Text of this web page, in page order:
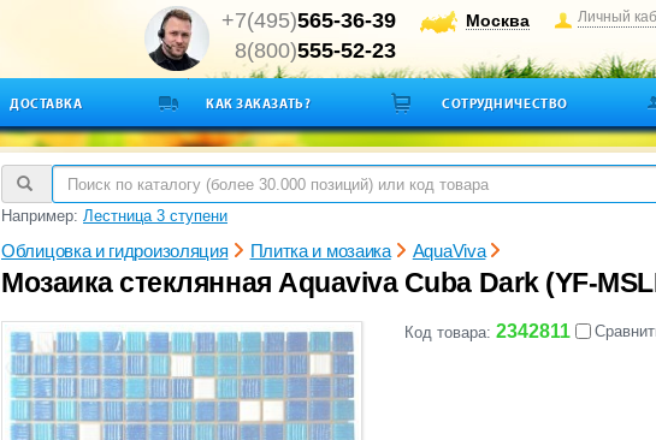
+7(495)565-36-39
8(800)555-52-23
Москва Личный
ДОСТАВКА КАК ЗАКАЗАТЬ? СОТРУДНИЧЕСТВО
Например: Лестница 3 ступени
Облицовка и гидроизоляция Плитка и мозаика AquaViva
Мозаика стеклянная Aquaviva Cuba Dark (YF-
Код товара: 2342811